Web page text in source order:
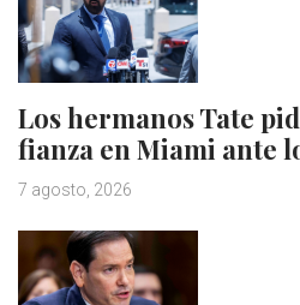
Los hermanos Tate
fianza en Miami ante
7 agosto, 2026